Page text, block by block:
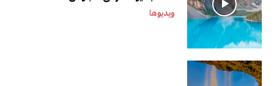
ویدیوها